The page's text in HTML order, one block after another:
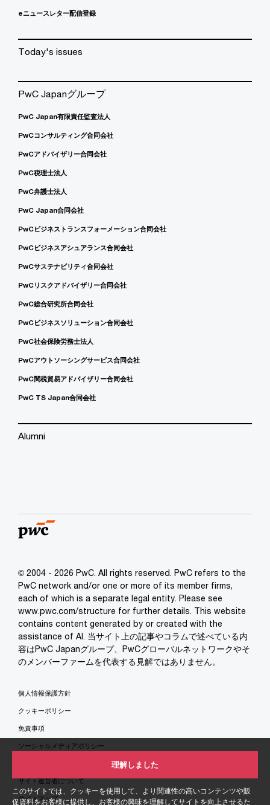
このサイトでは、クッキーを使用して、より関連性の高いコンテンツや販
促資料をお客様に提供し、お客様の興味を理解してサイトを向上させるた
理解しました
eニュースレター配信登録
Today's issues
PwC Japanグループ
PwC Japan有限責任監査法人
PwCコンサルティング合同会社
PwCアドバイザリー合同会社
PwC税理士法人
PwC弁護士法人
PwC Japan合同会社
PwCビジネストランスフォーメーション合同会社
PwCビジネスアシュアランス合同会社
PwCサステナビリティ合同会社
PwCリスクアドバイザリー合同会社
PwC総合研究所合同会社
PwCビジネスソリューション合同会社
PwC社会保険労務士法人
PwCアウトソーシングサービス合同会社
PwC関税貿易アドバイザリー合同会社
PwC TS Japan合同会社
Alumni
© 2004 - 2026 PwC. All rights reserved. PwC refers to the
PwC network and/or one or more of its member firms,
each of which is a separate legal entity. Please see
www.pwc.com/structure for further details. This website
contains content generated by or created with the
assistance of AI. 当サイト上の記事やコラムで述べている内
容はPwC Japanグループ、PwCグローバルネットワークやそ
のメンバーファームを代表する見解ではありません。
個人情報保護方針
クッキーポリシー
免責事項
ソーシャルメディアポリシー
サイト運営者について
サイトマップ